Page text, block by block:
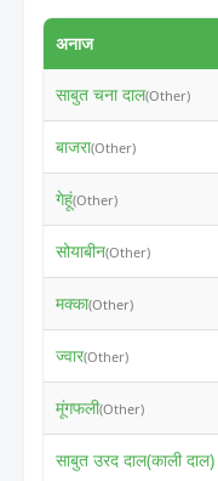
अनाज
साबुत चना दाल(Other)
बाजरा(Other)
गेहूं(Other)
सोयाबीन(Other)
मक्का(Other)
ज्वार(Other)
मूंगफली(Other)
साबुत उरद दाल(काली दाल)